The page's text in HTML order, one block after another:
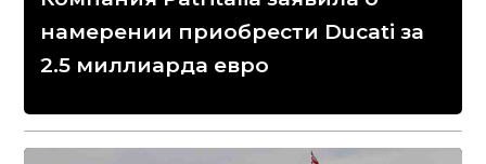
намерении приобрести Ducati за
2.5 миллиарда евро